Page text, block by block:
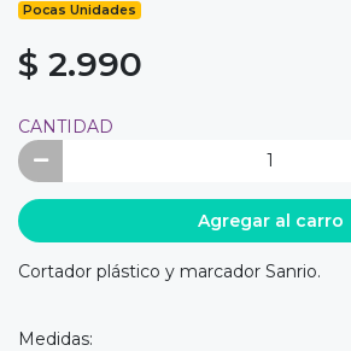
Pocas Unidades
$ 2.990
CANTIDAD
Agregar al carro
Cortador plástico y marcador Sanrio.
Medidas: